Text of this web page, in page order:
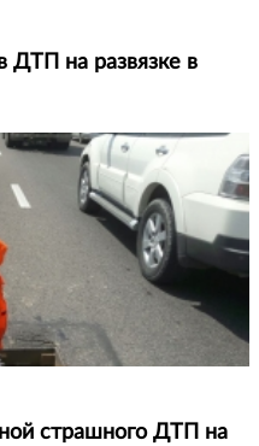
ДТП на развязке в
страшного ДТП на